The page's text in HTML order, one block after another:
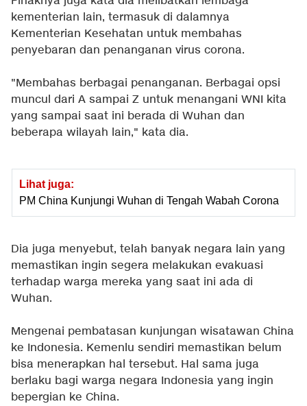
kementerian lain, termasuk di dalamnya
Kementerian Kesehatan untuk membahas
penyebaran dan penanganan virus corona.
"Membahas berbagai penanganan. Berbagai opsi
muncul dari A sampai Z untuk menangani WNI kita
yang sampai saat ini berada di Wuhan dan
beberapa wilayah lain," kata dia.
Lihat juga:
PM China Kunjungi Wuhan di Tengah Wabah Corona
Dia juga menyebut, telah banyak negara lain yang
memastikan ingin segera melakukan evakuasi
terhadap warga mereka yang saat ini ada di
Wuhan.
Mengenai pembatasan kunjungan wisatawan China
ke Indonesia. Kemenlu sendiri memastikan belum
bisa menerapkan hal tersebut. Hal sama juga
berlaku bagi warga negara Indonesia yang ingin
bepergian ke China.